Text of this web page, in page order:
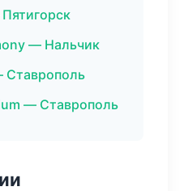
— Нальчик
Ставрополь
— Ставрополь